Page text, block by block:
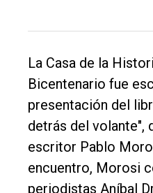
Cultura
Entrevistas
Rural
Deportes
Fúnebres
La Casa de la
Bicentenario fue
presentación del
detrás del volante",
escritor Pablo
encuentro, Morosi
periodistas Aníbal